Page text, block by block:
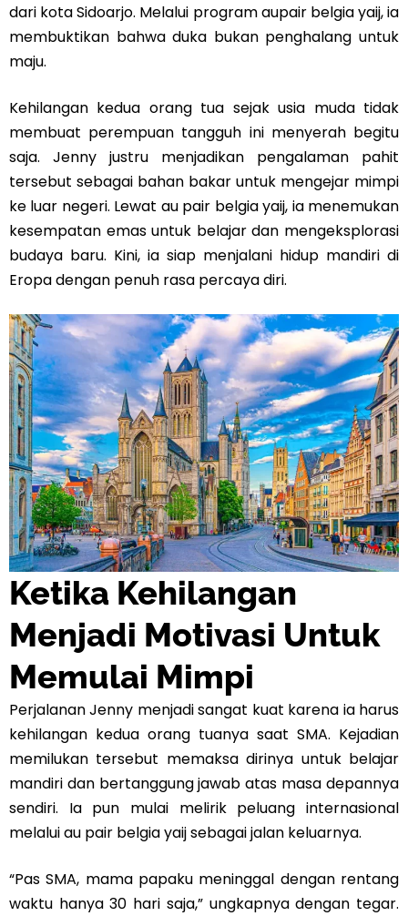
dari kota Sidoarjo. Melalui program aupair belgia yaij, ia
membuktikan bahwa duka bukan penghalang untuk
maju.
Kehilangan kedua orang tua sejak usia muda tidak
membuat perempuan tangguh ini menyerah begitu
saja. Jenny justru menjadikan pengalaman pahit
tersebut sebagai bahan bakar untuk mengejar mimpi
ke luar negeri. Lewat au pair belgia yaij, ia menemukan
kesempatan emas untuk belajar dan mengeksplorasi
budaya baru. Kini, ia siap menjalani hidup mandiri di
Eropa dengan penuh rasa percaya diri.
Ketika Kehilangan
Menjadi Motivasi Untuk
Memulai Mimpi
Perjalanan Jenny menjadi sangat kuat karena ia harus
kehilangan kedua orang tuanya saat SMA. Kejadian
memilukan tersebut memaksa dirinya untuk belajar
mandiri dan bertanggung jawab atas masa depannya
sendiri. Ia pun mulai melirik peluang internasional
melalui au pair belgia yaij sebagai jalan keluarnya.
“Pas SMA, mama papaku meninggal dengan rentang
waktu hanya 30 hari saja,” ungkapnya dengan tegar.